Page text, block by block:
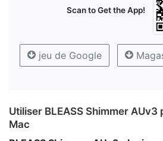
Scan to Get the App!
jeu de Google
Utiliser BLEASS Shimmer AUv3
Mac